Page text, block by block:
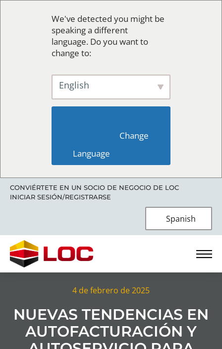
We've detected you might be
speaking a different
language. Do you want to
change to:
English
Language
CONVIÉRTETE EN UN SOCIO DE NEGOCIO DE LOC
INICIAR SESIÓN/REGISTRARSE
Spanish
4 de febrero de 2025
NUEVAS TENDENCIAS EN
AUTOFACTURACIÓN Y